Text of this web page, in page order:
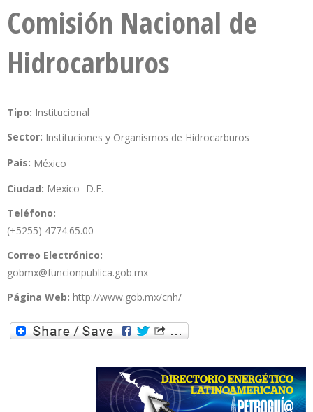
Comisión Nacional de
Hidrocarburos
Tipo: Institucional
Sector: Instituciones y Organismos de Hidrocarburos
País: México
Ciudad: Mexico- D.F.
Teléfono:
(+5255) 4774.65.00
Correo Electrónico:
gobmx@funcionpublica.gob.mx
Página Web: http://www.gob.mx/cnh/